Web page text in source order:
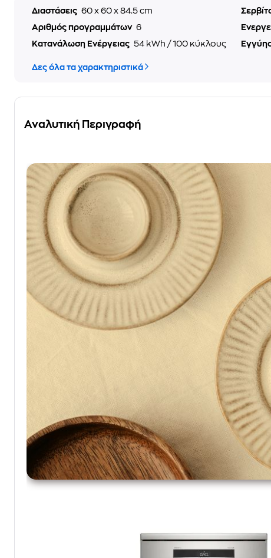
Διαστάσεις 60 x 60 x 84.5 cm
Αριθμός προγραμμάτων 6
Κατανάλωση Ενέργειας 54 kWh / 100 κύκλους
Δες όλα τα χαρακτηριστικά
Αναλυτική Περιγραφή